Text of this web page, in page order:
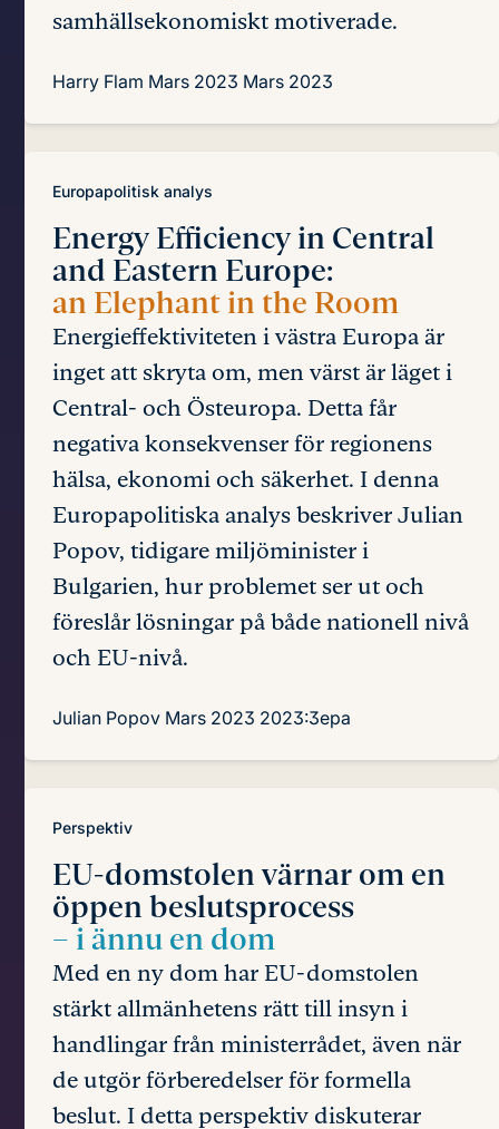
samhällsekonomiskt motiverade.
Harry Flam Mars 2023 Mars 2023
Europapolitisk analys
Energy Efficiency in Central
and Eastern Europe:
an Elephant in the Room
Energieffektiviteten i västra Europa är
inget att skryta om, men värst är läget i
Central- och Östeuropa. Detta får
negativa konsekvenser för regionens
hälsa, ekonomi och säkerhet. I denna
Europapolitiska analys beskriver Julian
Popov, tidigare miljöminister i
Bulgarien, hur problemet ser ut och
föreslår lösningar på både nationell nivå
och EU-nivå.
Julian Popov Mars 2023 2023:3epa
Perspektiv
EU-domstolen värnar om en
öppen beslutsprocess
– i ännu en dom
Med en ny dom har EU-domstolen
stärkt allmänhetens rätt till insyn i
handlingar från ministerrådet, även när
de utgör förberedelser för formella
beslut. I detta perspektiv diskuterar